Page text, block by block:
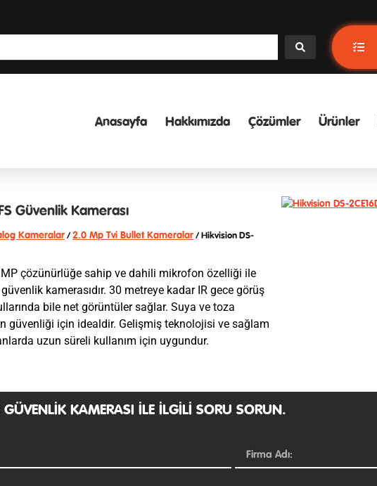
Anasayfa Hakkımızda Çözümler Ürünler
Güvenlik Kamerası
Kameralar/2.0 Mp Tvi Bullet Kameralar/ Hikvision DS-
MP çözünürlüğe sahip ve dahili mikrofon özelliği ile
kamerasıdır. 30 metreye kadar IR gece görüş
bile net görüntüler sağlar. Suya ve toza
güvenliği için idealdir. Gelişmiş teknolojisi ve sağlam
uzun süreli kullanım için uygundur.
KAMERASI ILE ILGILI SORU SORUN.